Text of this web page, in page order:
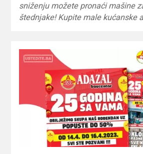
sniženju možete pronaći mašine
štednjake! Kupite male kućanske